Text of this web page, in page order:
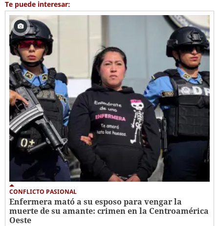
Te puede interesar:
CONFLICTO PASIONAL
Enfermera mató a su esposo para vengar la
muerte de su amante: crimen en la Centroamérica
Oeste